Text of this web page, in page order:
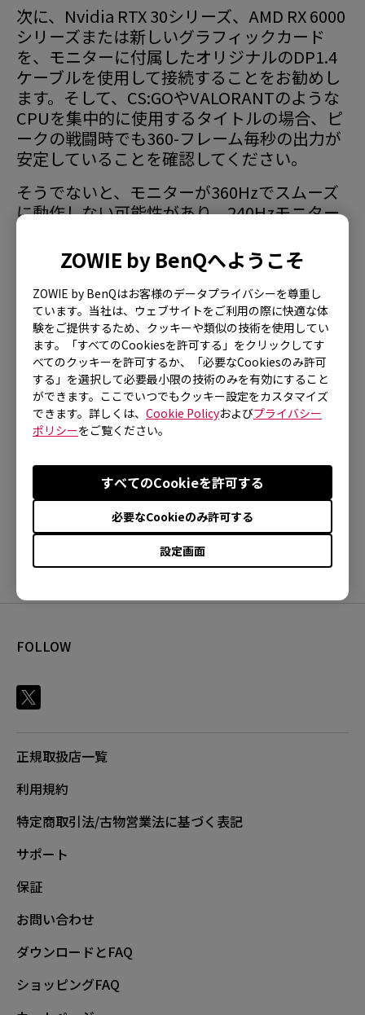
ZOWIE by BenQへようこそ
ZOWIE by BenQはお客様のデータプライバシーを尊重し
ています。当社は、ウェブサイトをご利用の際に快適な体
験をご提供するため、クッキーや類似の技術を使用してい
ます。「すべてのCookiesを許可する」をクリックしてす
べてのクッキーを許可するか、「必要なCookiesのみ許可
する」を選択して必要最小限の技術のみを有効にすること
ができます。ここでいつでもクッキー設定をカスタマイズ
できます。詳しくは、 Cookie Policyおよびプライバシー
ポリシーをご覧ください。
設定画面
必要なCookieのみ許可する
すべてのCookieを許可する
次に、Nvidia RTX 30シリーズ、AMD RX 6000
シリーズまたは新しいグラフィックカード
を、モニターに付属したオリジナルのDP1.4
ケーブルを使用して接続することをお勧めし
ます。そして、CS:GOやVALORANTのような
CPUを集中的に使用するタイトルの場合、ピ
ークの戦闘時でも360-フレーム毎秒の出力が
安定していることを確認してください。
そうでないと、モニターが360Hzでスムーズ
に動作しない可能性があり、240Hzモニター
あります。
対象製品
XL2566K (24.5")
ご参考になりましたか？
はい いいえ
FOLLOW
正規取扱店一覧
利用規約
特定商取引法/古物営業法に基づく表記
サポート
保証
お問い合わせ
ダウンロードとFAQ
ショッピングFAQ